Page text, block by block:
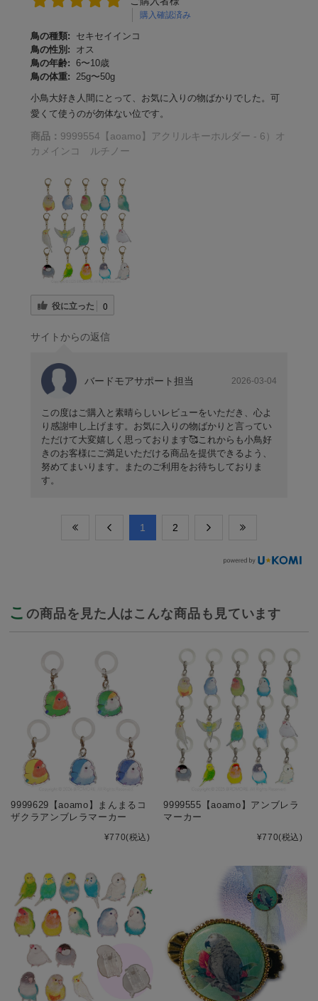
購入確認済み
鳥の種類:
セキセイインコ
鳥の性別:
オス
鳥の年齢: 6〜10歳
鳥の体重: 25g〜50g
小鳥大好き人間にとって、お気に入りの物ばかりでした。可
愛くて使うのが勿体ない位です。
商品： 9999554【aoamo】アクリルキーホルダー - 6）オ
カメインコ ルチノー
役に立った 0
サイトからの返信
バードモアサポート担当 2026-03-04
この度はご購入と素晴らしいレビューをいただき、心よ
り感謝申し上げます。お気に入りの物ばかりと言ってい
ただけて大変嬉しく思っております🥰これからも小鳥好
きのお客様にご満足いただける商品を提供できるよう、
努めてまいります。またのご利用をお待ちしておりま
す。
​1 ​2
こ の商品を見た人はこんな商品も見ています
9999629【aoamo】まんまるコ
ザクラアンブレラマーカー
¥770(税込)
9999555【aoamo】アンブレラ
マーカー
¥770(税込)